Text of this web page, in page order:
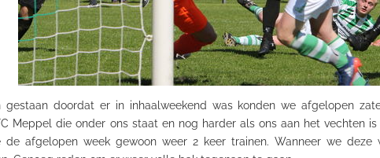
doordat er in inhaalweekend was konden we afgelopen
Meppel die onder ons staat en nog harder als ons aan het vechten
de afgelopen week gewoon weer 2 keer trainen. Wanneer we